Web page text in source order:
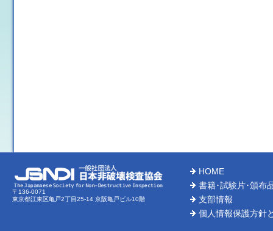
〒136-0071
東京都江東区亀戸2丁目25-14 京阪亀戸ビル10階
HOME
書籍･試験片･頒布
支部情報
個人情報保護方針